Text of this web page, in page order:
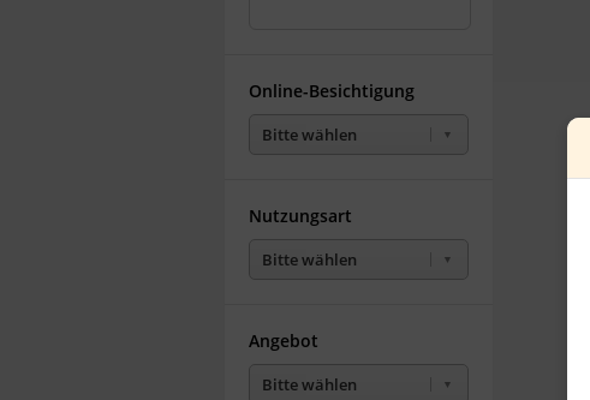
Online-Besichtigung
Bitte wählen
Nutzungsart
Bitte wählen
Angebot
Bitte wählen